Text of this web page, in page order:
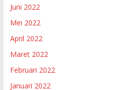
Juni 2022
Mei 2022
April 2022
Maret 2022
Februari 2022
Januari 2022